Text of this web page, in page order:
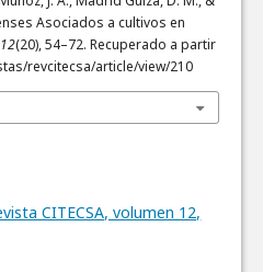
Asociados a cultivos en
12(20), 54–72. Recuperado a partir
revcitecsa/article/view/210
CITECSA, volumen 12,